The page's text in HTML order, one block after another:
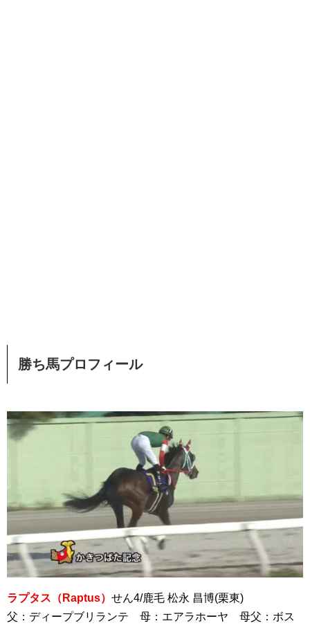
勝ち馬プロフィール
ラプタス（Raptus） せん4/鹿毛 松永 昌博(栗東)
父：ディープブリランテ 母：エアラホーヤ 母父：ボス